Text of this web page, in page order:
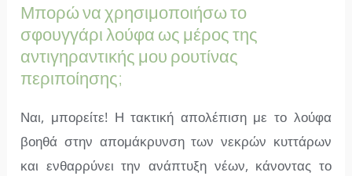
Μπορώ να χρησιμοποιήσω το
σφουγγάρι λούφα ως μέρος της
αντιγηραντικής μου ρουτίνας
περιποίησης;
Ναι, μπορείτε! Η τακτική απολέπιση με το λούφα
βοηθά στην απομάκρυνση των νεκρών κυττάρων
και ενθαρρύνει την ανάπτυξη νέων, κάνοντας το